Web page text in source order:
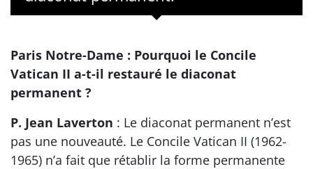
Paris Notre-Dame : Pourquoi le Concile
Vatican II a-t-il restauré le diaconat
permanent ?
P. Jean Laverton : Le diaconat permanent n’est
pas une nouveauté. Le Concile Vatican II (1962-
1965) n’a fait que rétablir la forme permanente